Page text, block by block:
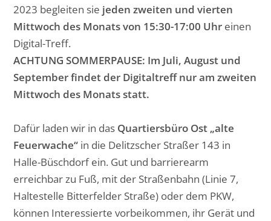
2023 begleiten sie jeden zweiten und vierten
Mittwoch des Monats von 15:30-17:00 Uhr einen
Digital-Treff.
ACHTUNG SOMMERPAUSE: Im Juli, August und
September findet der Digitaltreff nur am zweiten
Mittwoch des Monats statt.
Dafür laden wir in das Quartiersbüro Ost „alte
Feuerwache“ in die Delitzscher Straßer 143 in
Halle-Büschdorf ein. Gut und barrierearm
erreichbar zu Fuß, mit der Straßenbahn (Linie 7,
Haltestelle Bitterfelder Straße) oder dem PKW,
können Interessierte vorbeikommen, ihr Gerät und